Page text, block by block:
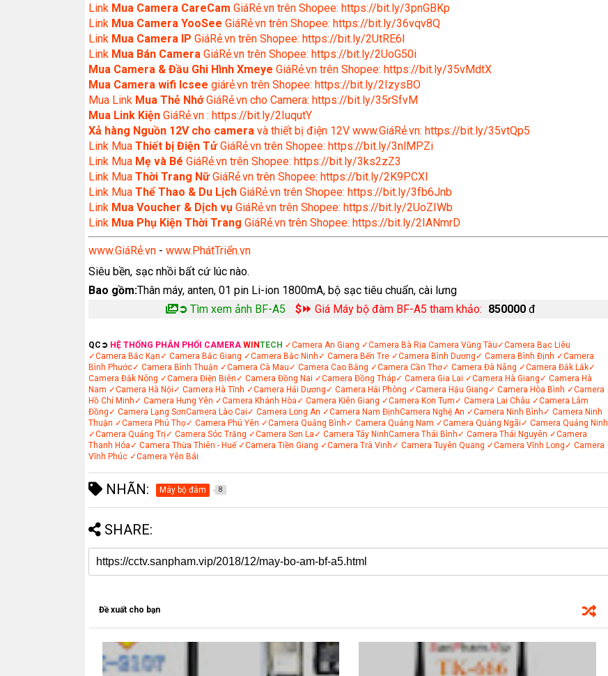
Link Mua Camera CareCam GiáRẻ.vn trên Shopee: https://bit.ly/3pnGBKp
Link Mua Camera YooSee GiáRẻ.vn trên Shopee: https://bit.ly/36vqv8Q
Link Mua Camera IP GiáRẻ.vn trên Shopee: https://bit.ly/2UtRE6l
Link Mua Bán Camera GiáRẻ.vn trên Shopee: https://bit.ly/2UoG50i
Mua Camera & Đầu Ghi Hình Xmeye GiáRẻ.vn trên Shopee: https://bit.ly/35vMdtX
Mua Camera wifi Icsee giárẻ.vn trên Shopee: https://bit.ly/2IzysBO
Mua Link Mua Thẻ NhớGiáRẻ.vn cho Camera: https://bit.ly/35rSfvM
Mua Link Kiện GiáRẻ.vn : https://bit.ly/2IuqutY
Xả hàng Nguồn 12V cho camera và thiết bị điện 12V www.GiáRẻ.vn: https://bit.ly/35vtQp5
Link Mua Thiết bị Điện TửGiáRẻ.vn trên Shopee: https://bit.ly/3nlMPZi
Link Mua Mẹ và Bé GiáRẻ.vn trên Shopee: https://bit.ly/3ks2zZ3
Link Mua Thời Trang NữGiáRẻ.vn trên Shopee: https://bit.ly/2K9PCXl
Link Mua Thể Thao & Du Lịch GiáRẻ.vn trên Shopee: https://bit.ly/3fb6Jnb
Link Mua Voucher & Dịch vụ GiáRẻ.vn trên Shopee: https://bit.ly/2UoZIWb
Link Mua Phụ Kiện Thời Trang GiáRẻ.vn trên Shopee: https://bit.ly/2IANmrD
www.GiáRẻ.vn - www.PhátTriển.vn
Siêu bền, sạc nhồi bất cứ lúc nào.
Bao gồm:Thân máy, anten, 01 pin Li-ion 1800mA, bộ sạc tiêu chuẩn, cài lưng
➲ Tìm xem ảnh BF-A5 $⏩Giá Máy bộ đàm BF-A5 tham khảo: 850000đ
QC➲ HỆ THỐNG PHÂN PHỐI CAMERA WINTECH ✓Camera An Giang ✓Camera Bà Rịa Camera Vũng Tàu ✓Camera Bạc Liêu
✓Camera Bắc Kạn ✓ Camera Bắc Giang ✓Camera Bắc Ninh ✓ Camera Bến Tre ✓Camera Bình Dương ✓ Camera Bình Định ✓Camera
Bình Phước✓ Camera Bình Thuận ✓Camera Cà Mau ✓ Camera Cao Bằng ✓Camera Cần Thơ✓ Camera Đà Nẵng ✓Camera Đắk Lắk✓
Camera Đắk Nông ✓Camera Điện Biên ✓ Camera Đồng Nai ✓Camera Đồng Tháp✓ Camera Gia Lai ✓Camera Hà Giang ✓ Camera Hà
Nam ✓Camera Hà Nội ✓ Camera Hà Tĩnh ✓Camera Hải Dương ✓ Camera Hải Phòng ✓Camera Hậu Giang ✓ Camera Hòa Bình ✓Camera
Hồ Chí Minh ✓ Camera Hưng Yên ✓Camera Khánh Hòa ✓ Camera Kiên Giang ✓Camera Kon Tum ✓ Camera Lai Châu ✓Camera Lâm
Đồng ✓ Camera Lạng SơnCamera Lào Cai ✓ Camera Long An ✓Camera Nam ĐịnhCamera Nghệ An ✓Camera Ninh Bình ✓ Camera Ninh
Thuận ✓Camera Phú Thọ✓ Camera Phú Yên ✓Camera Quảng Bình ✓ Camera Quảng Nam ✓Camera Quảng Ngãi ✓ Camera Quảng Ninh
✓Camera Quảng Trị ✓ Camera Sóc Trăng ✓Camera Sơn La ✓ Camera Tây NinhCamera Thái Bình ✓ Camera Thái Nguyên ✓Camera
Thanh Hóa ✓ Camera Thừa Thiên - Huế✓Camera Tiền Giang ✓Camera Trà Vinh ✓ Camera Tuyên Quang ✓Camera Vĩnh Long ✓ Camera
Vĩnh Phúc ✓Camera Yên Bái
NHÃN: Máy bộ đàm 8
SHARE:
Đề xuất cho bạn